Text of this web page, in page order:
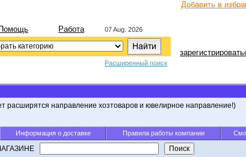
Помощь Работа
Расширенный поиск
07 Aug. 2026
Добавить в
расширятся направление хозтоваров и ювелирное направление!)
Информация о доставке Правила работы компании